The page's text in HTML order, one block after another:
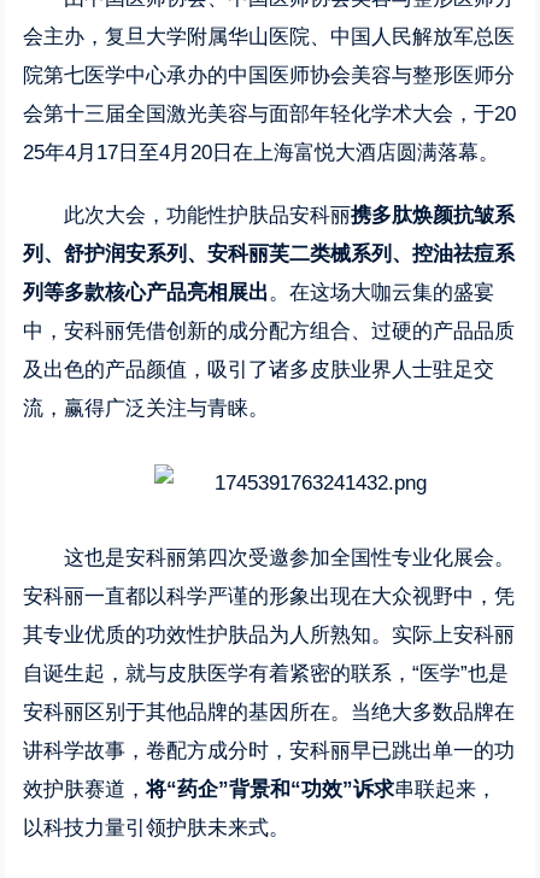
会主办，复旦大学附属华山医院、中国人民解放军总医
院第七医学中心承办的中国医师协会美容与整形医师分
会第十三届全国激光美容与面部年轻化学术大会，于20
25年4月17日至4月20日在上海富悦大酒店圆满落幕。
此次大会，功能性护肤品安科丽携多肽焕颜抗皱系
列、舒护润安系列、安科丽芙二类械系列、控油祛痘系
列等多款核心产品亮相展出。在这场大咖云集的盛宴
中，安科丽凭借创新的成分配方组合、过硬的产品品质
及出色的产品颜值，吸引了诸多皮肤业界人士驻足交
流，赢得广泛关注与青睐。
这也是安科丽第四次受邀参加全国性专业化展会。
安科丽一直都以科学严谨的形象出现在大众视野中，凭
其专业优质的功效性护肤品为人所熟知。实际上安科丽
自诞生起，就与皮肤医学有着紧密的联系，“医学”也是
安科丽区别于其他品牌的基因所在。当绝大多数品牌在
讲科学故事，卷配方成分时，安科丽早已跳出单一的功
效护肤赛道，将“药企”背景和“功效”诉求串联起来，
以科技力量引领护肤未来式。